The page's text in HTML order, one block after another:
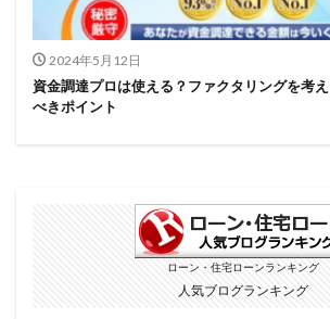
2024年5月12日
資金調達プロは使える？ファクタリングを考
べきポイント
ローン・住宅ローンランキング
人気ブログランキング